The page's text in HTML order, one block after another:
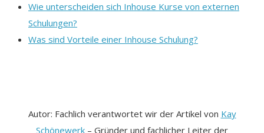
Wie unterscheiden sich Inhouse Kurse von externen
Schulungen?
Was sind Vorteile einer Inhouse Schulung?
Autor: Fachlich verantwortet wir der Artikel von Kay
Schönewerk – Gründer und fachlicher Leiter der